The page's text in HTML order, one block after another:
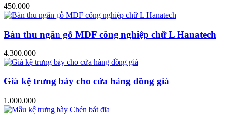
450.000
Bàn thu ngân gỗ MDF công nghiệp chữ L Hanatech
4.300.000
Giá kệ trưng bày cho cửa hàng đồng giá
1.000.000